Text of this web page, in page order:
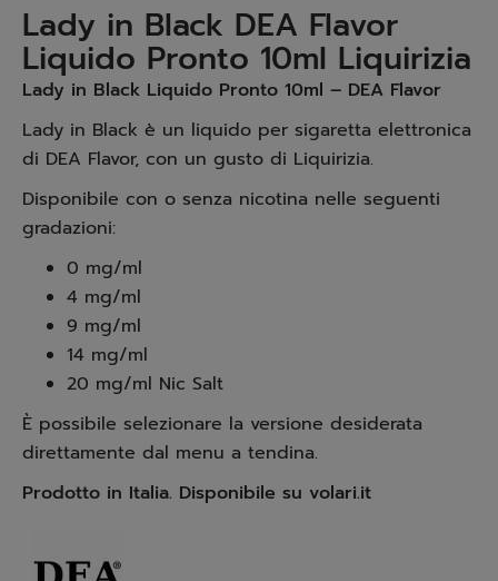
Lady in Black DEA Flavor
Liquido Pronto 10ml Liquirizia
Lady in Black Liquido Pronto 10ml – DEA Flavor
Lady in Black è un liquido per sigaretta elettronica
di DEA Flavor, con un gusto di Liquirizia.
Disponibile con o senza nicotina nelle seguenti
gradazioni:
0 mg/ml
4 mg/ml
9 mg/ml
14 mg/ml
20 mg/ml Nic Salt
È possibile selezionare la versione desiderata
direttamente dal menu a tendina.
Prodotto in Italia. Disponibile su volari.it